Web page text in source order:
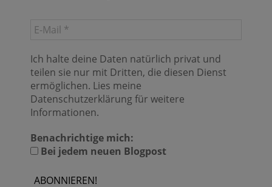
Ich halte deine Daten natürlich privat und
teilen sie nur mit Dritten, die diesen Dienst
ermöglichen. Lies meine
Datenschutzerklärung für weitere
Informationen.
Benachrichtige mich:
Bei jedem neuen Blogpost